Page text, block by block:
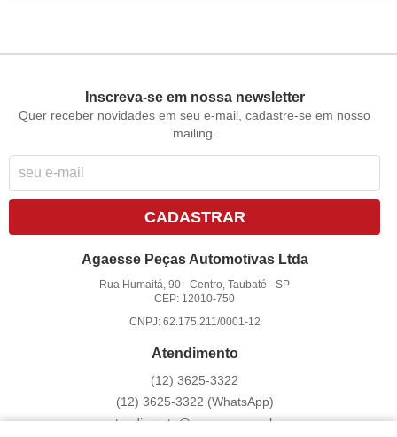
Inscreva-se em nossa newsletter
Quer receber novidades em seu e-mail, cadastre-se em nosso
mailing.
CADASTRAR
Agaesse Peças Automotivas Ltda
Rua Humaitá, 90 -Centro, Taubaté -SP
CEP: 12010-750
CNPJ: 62.175.211/0001-12
Atendimento
(12) 3625-3322
(12) 3625-3322 (WhatsApp)
atendimento@agaesse.com.br